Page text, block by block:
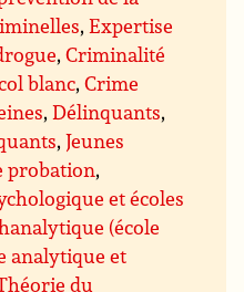
,Expertise
,Criminalité
blanc,Crime
,Délinquants,
,Jeunes
probation,
et écoles
(école
analytique et
du